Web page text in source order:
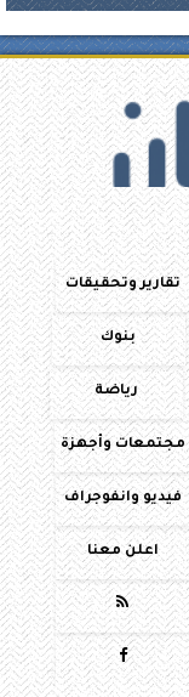
تقارير وتحقيقات
بنوك
رياضة
مجتمعات وأجهزة
فيديو وانفوجراف
اعلن معنا

